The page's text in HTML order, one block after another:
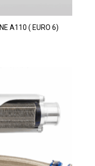
A110 ( EURO 6)